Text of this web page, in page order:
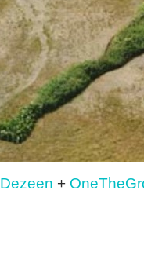
Dezeen +